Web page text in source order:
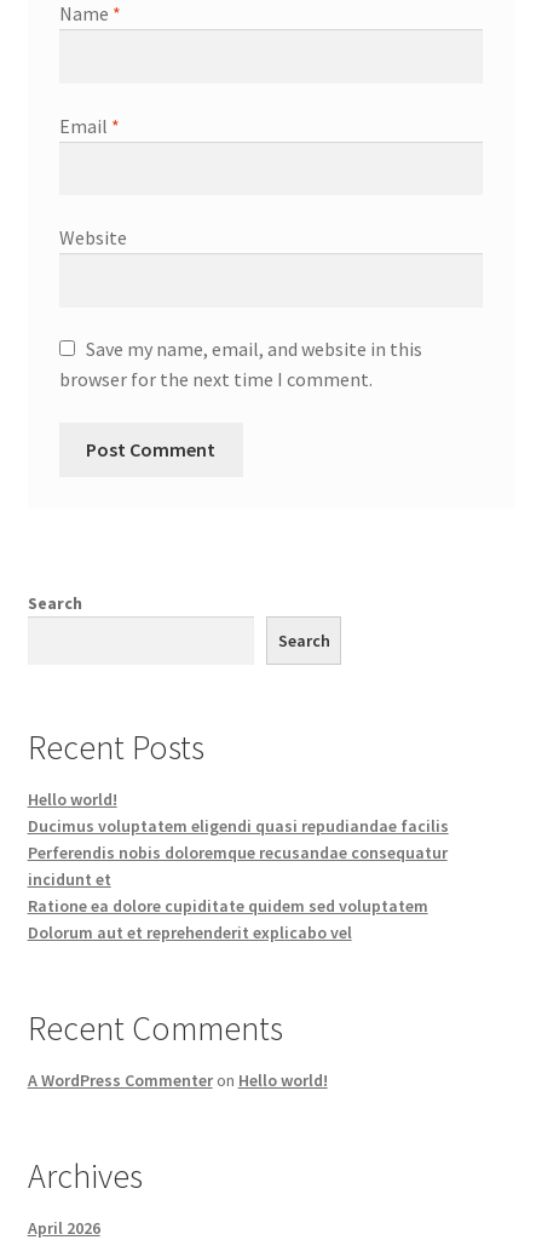
Name *
Email *
Website
Save my name, email, and website in this
browser for the next time I comment.
Search
Search
Recent Posts
Hello world!
Ducimus voluptatem eligendi quasi repudiandae facilis
Perferendis nobis doloremque recusandae consequatur
incidunt et
Ratione ea dolore cupiditate quidem sed voluptatem
Dolorum aut et reprehenderit explicabo vel
Recent Comments
A WordPress Commenteron Hello world!
Archives
April 2026